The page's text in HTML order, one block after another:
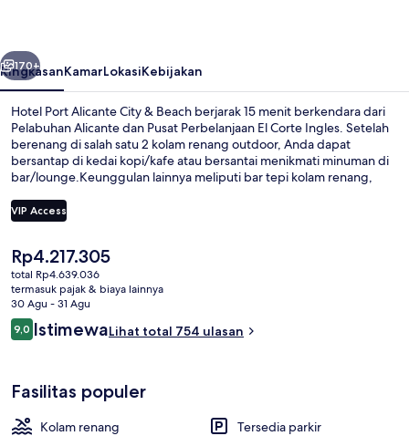
Beach
Berikutnya
170+
RingkasanKamarLokasiKebijakan
Hotel Port Alicante City & Beach berjarak 15 menit berkendara dari
Pelabuhan Alicante dan Pusat Perbelanjaan El Corte Ingles. Setelah
berenang di salah satu 2 kolam renang outdoor, Anda dapat
bersantap di kedai kopi/kafe atau bersantai menikmati minuman di
bar/lounge.Keunggulan lainnya meliputi bar tepi kolam renang,
VIP Access
Harga
saat
ini
Rp4.217.305
Rp4.217.305
total Rp4.639.036
termasuk pajak & biaya lainnya
30 Agu - 31 Agu
Ulasan
9,09,0 dari 10
IstimewaLihat total 754 ulasan
Fasilitas populer
Kolam renang
Tersedia parkir